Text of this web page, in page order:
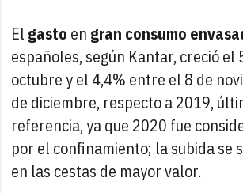
El gasto en gran consumo
españoles, según Kantar, creció el
octubre y el 4,4% entre el 8 de
de diciembre, respecto a 2019,
referencia, ya que 2020 fue
por el confinamiento; la subida se
en las cestas de mayor valor.